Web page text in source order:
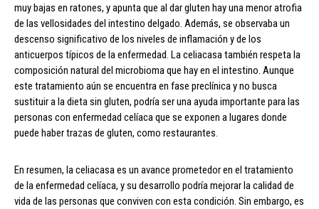
muy bajas en ratones, y apunta que al dar gluten hay una menor atrofia
de las vellosidades del intestino delgado. Además, se observaba un
descenso significativo de los niveles de inflamación y de los
anticuerpos típicos de la enfermedad. La celiacasa también respeta la
composición natural del microbioma que hay en el intestino. Aunque
este tratamiento aún se encuentra en fase preclínica y no busca
sustituir a la dieta sin gluten, podría ser una ayuda importante para las
personas con enfermedad celíaca que se exponen a lugares donde
puede haber trazas de gluten, como restaurantes.
En resumen, la celiacasa es un avance prometedor en el tratamiento
de la enfermedad celíaca, y su desarrollo podría mejorar la calidad de
vida de las personas que conviven con esta condición. Sin embargo, es